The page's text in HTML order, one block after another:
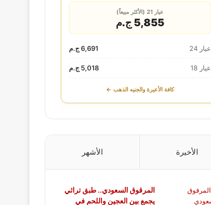
عيار 21 (الأكثر مبيعاً)
5,855 ج.م
عيار 24 6,691 ج.م
عيار 18 5,018 ج.م
كافة الأعيرة والجنيه الذهب ←
الأخيرة الأشهر
المرقوق السعودي.. طبق تراثي
يجمع بين العجين واللحم في